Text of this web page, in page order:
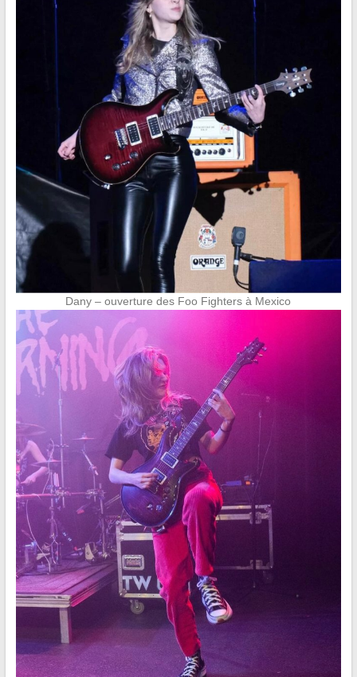
Dany – ouverture des Foo Fighters à Mexico